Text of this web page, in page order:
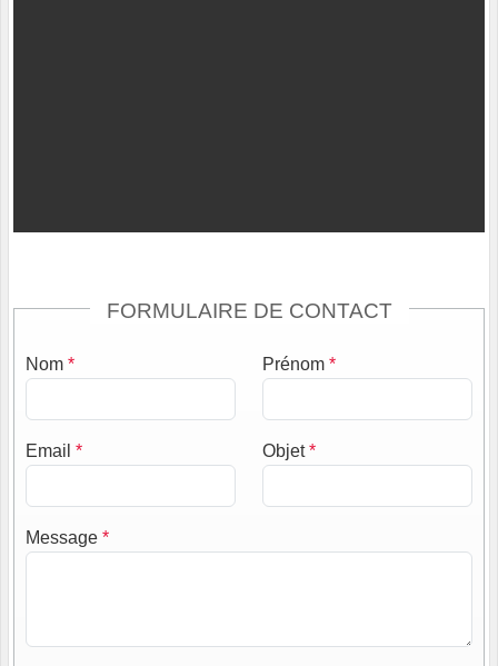
FORMULAIRE DE CONTACT
Nom * Prénom *
Email * Objet*
Message *